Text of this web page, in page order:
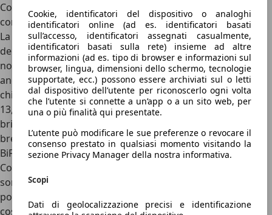
Cookie, identificatori del dispositivo o analoghi
identificatori online (ad es. identificatori basati
sull’accesso, identificatori assegnati casualmente,
identificatori basati sulla rete) insieme ad altre
informazioni (ad es. tipo di browser e informazioni sul
browser, lingua, dimensioni dello schermo, tecnologie
supportate, ecc.) possono essere archiviati sul o letti
dal dispositivo dell’utente per riconoscerlo ogni volta
che l’utente si connette a un’app o a un sito web, per
una o più finalità qui presentate.
L’utente può modificare le sue preferenze o revocare il
consenso prestato in qualsiasi momento visitando la
sezione Privacy Manager della nostra informativa.
Scopi
Dati di geolocalizzazione precisi e identificazione
Come si guida la i20: motorizzazione entry level aspirata,
con le turbo si guida meglio
La
guida della Hyundai i20varia sensibilmente a seconda
della motorizzazione scelta. Il 1.2 MPI aspirato da 79 CV
non solo è l’offerta più economica della gamma i20 ma è
anche il motore con meno velleità sportive e pensato per
chi cerca un’auto meno vispa. Accelera da 0 a 100 km/h in
13,7 secondi ed è un quattro cilindri, a differenza dei più
brillanti tre cilindri sovralimentati che analizzeremo a
breve. Sulla base del 1.2 analizzato nasce anche l’unità
BiFuel, benzina-GPL, offerta solo con l’allestimento
Connectline. Oltre ai 40 litri di serbatoio di benzina, qui si
sommano i 47 litri della bombola di gas liquefatto che
porta l’autonomia totale a crescere, senza dimenticare il
costo minore del gas rispetto alla benzina.